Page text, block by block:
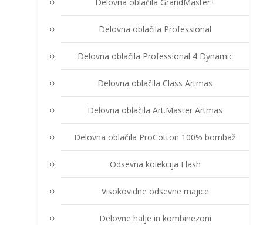
Delovna oblačila Professional
Delovna oblačila Professional 4 Dynamic
Delovna oblačila Class Artmas
Delovna oblačila Art.Master Artmas
Delovna oblačila ProCotton 100% bombaž
Odsevna kolekcija Flash
Visokovidne odsevne majice
Delovne halje in kombinezoni